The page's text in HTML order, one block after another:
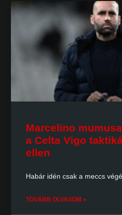
Marcelino
a Celta Vigo
ellen
Habár idén csak a meccs
TOVÁBB OLVASOM »